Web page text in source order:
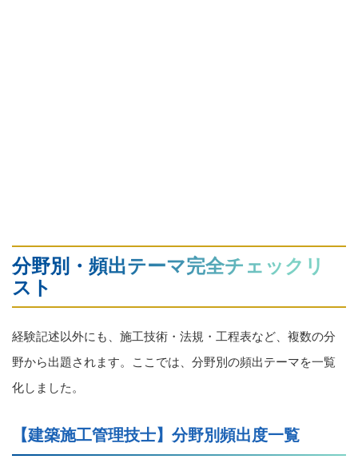
分野別・頻出テーマ完全チェックリ
スト
経験記述以外にも、施工技術・法規・工程表など、複数の分
野から出題されます。ここでは、分野別の頻出テーマを一覧
化しました。
【建築施工管理技士】分野別頻出度一覧